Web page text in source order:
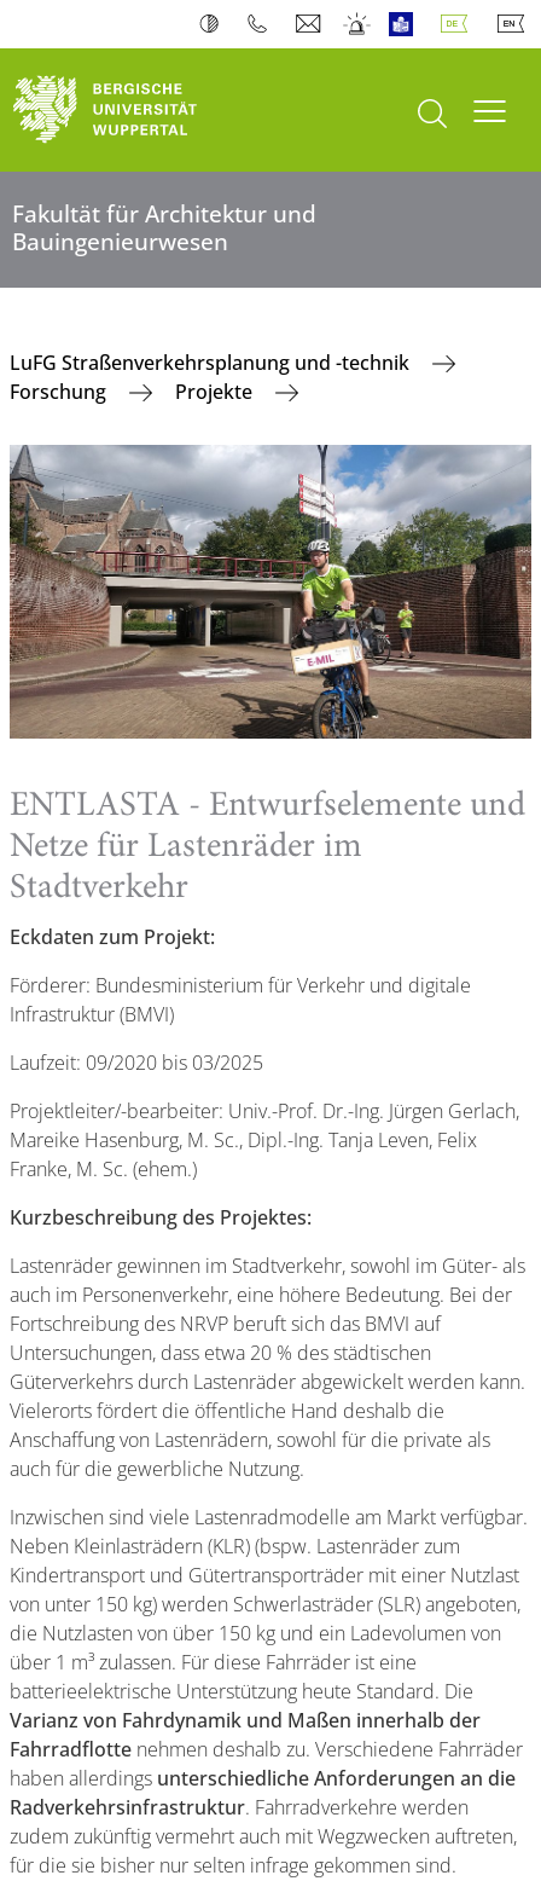
Suche öffnen
Fakultät für Architektur und
Bauingenieurwesen
LuFG Straßenverkehrsplanung und -technik
Forschung
Projekte
ENTLASTA - Entwurfselemente und
Netze für Lastenräder im
Stadtverkehr
Eckdaten zum Projekt:
Förderer: Bundesministerium für Verkehr und digitale
Infrastruktur (BMVI)
Laufzeit: 09/2020 bis 03/2025
Projektleiter/-bearbeiter: Univ.-Prof. Dr.-Ing. Jürgen Gerlach,
Mareike Hasenburg, M. Sc., Dipl.-Ing. Tanja Leven, Felix
Franke, M. Sc. (ehem.)
Kurzbeschreibung des Projektes:
Lastenräder gewinnen im Stadtverkehr, sowohl im Güter- als
auch im Personenverkehr, eine höhere Bedeutung. Bei der
Fortschreibung des NRVP beruft sich das BMVI auf
Untersuchungen, dass etwa 20 % des städtischen
Güterverkehrs durch Lastenräder abgewickelt werden kann.
Vielerorts fördert die öffentliche Hand deshalb die
Anschaffung von Lastenrädern, sowohl für die private als
auch für die gewerbliche Nutzung.
Inzwischen sind viele Lastenradmodelle am Markt verfügbar.
Neben Kleinlasträdern (KLR) (bspw. Lastenräder zum
Kindertransport und Gütertransporträder mit einer Nutzlast
von unter 150 kg) werden Schwerlasträder (SLR) angeboten,
die Nutzlasten von über 150 kg und ein Ladevolumen von
über 1 m³ zulassen. Für diese Fahrräder ist eine
batterieelektrische Unterstützung heute Standard. Die
Varianz von Fahrdynamik und Maßen innerhalb der
Fahrradflotte nehmen deshalb zu. Verschiedene Fahrräder
haben allerdings unterschiedliche Anforderungen an die
Radverkehrsinfrastruktur. Fahrradverkehre werden
zudem zukünftig vermehrt auch mit Wegzwecken auftreten,
für die sie bisher nur selten infrage gekommen sind.